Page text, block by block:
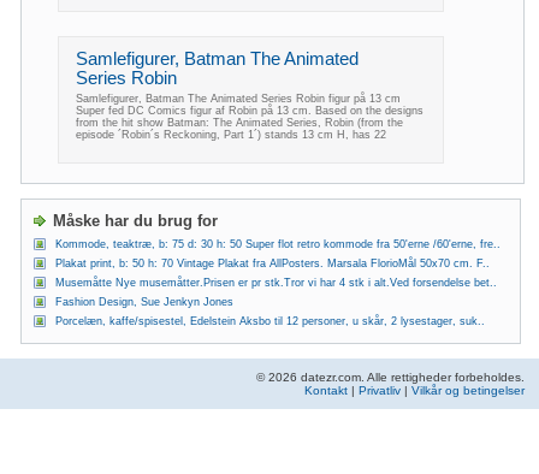
Samlefigurer, Batman The Animated
Series Robin
Samlefigurer, Batman The Animated Series Robin figur på 13 cm
Super fed DC Comics figur af Robin på 13 cm. Based on the designs
from the hit show Batman: The Animated Series, Robin (from the
episode ´Robin´s Reckoning, Part 1´) stands 13 cm H, has 22
Måske har du brug for
Kommode, teaktræ, b: 75 d: 30 h: 50 Super flot retro kommode fra 50'erne /60'erne, fre..
Plakat print, b: 50 h: 70 Vintage Plakat fra AllPosters. Marsala FlorioMål 50x70 cm. F..
Musemåtte Nye musemåtter.Prisen er pr stk.Tror vi har 4 stk i alt.Ved forsendelse bet..
Fashion Design, Sue Jenkyn Jones
Porcelæn, kaffe/spisestel, Edelstein Aksbo til 12 personer, u skår, 2 lysestager, suk..
© 2026 datezr.com. Alle rettigheder forbeholdes.
Kontakt | Privatliv | Vilkår og betingelser